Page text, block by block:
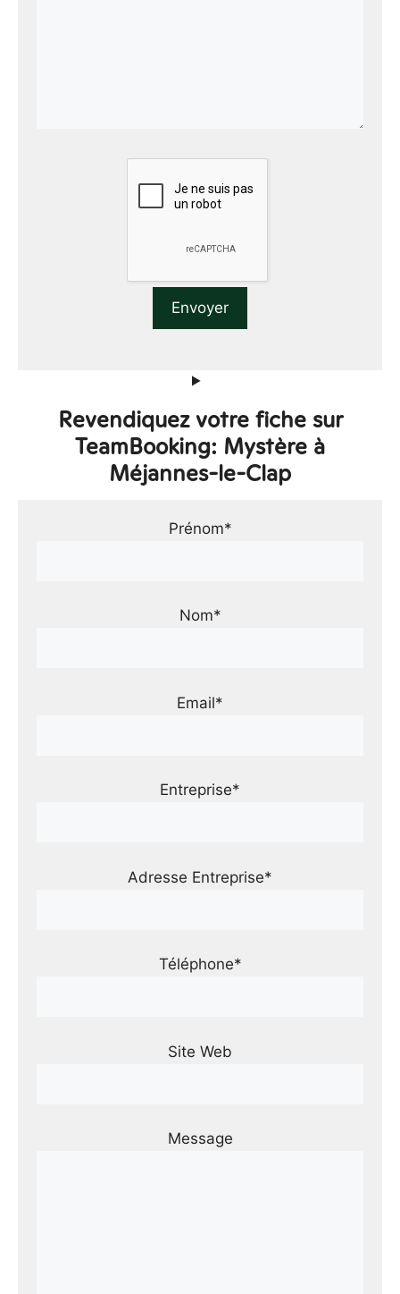
Revendiquez votre fiche sur
TeamBooking: Mystère à
Méjannes-le-Clap
Prénom*
Nom*
Email*
Entreprise*
Adresse Entreprise*
Téléphone*
Site Web
Message